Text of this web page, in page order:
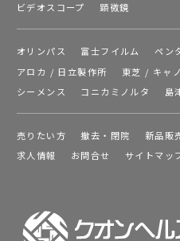
ビデオスコープ
顕微鏡
オリンパス 富士フイルム ペン
アロカ / 日立製作所
東芝 / キャ
シーメンス
コニカミノルタ 島
売りたい方 撤去・閉院 新品販
求人情報
お問合せ サイトマッ